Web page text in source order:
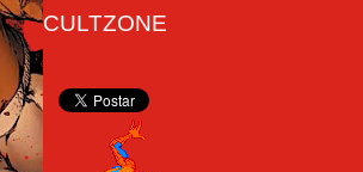
CULTZONE